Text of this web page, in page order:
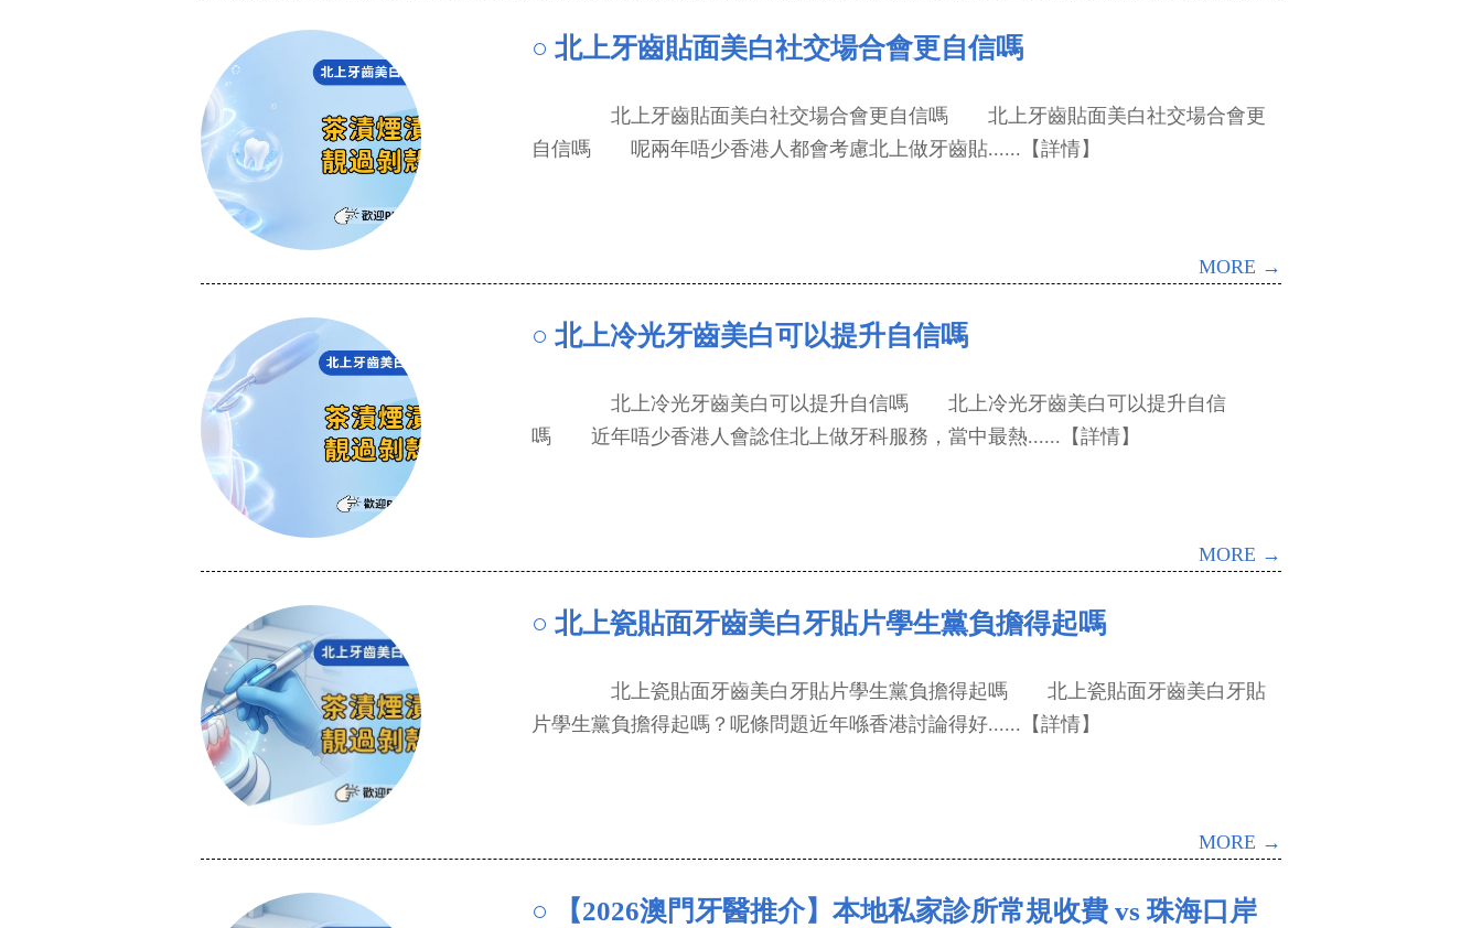
○ 北上牙齒貼面美白社交場合會更自信嗎
北上牙齒貼面美白社交場合會更自信嗎 北上牙齒貼面美白社交場合會更
自信嗎 呢兩年唔少香港人都會考慮北上做牙齒貼......【詳情】
MORE →
○ 北上冷光牙齒美白可以提升自信嗎
北上冷光牙齒美白可以提升自信嗎 北上冷光牙齒美白可以提升自信
嗎 近年唔少香港人會諗住北上做牙科服務，當中最熱......【詳情】
MORE →
○ 北上瓷貼面牙齒美白牙貼片學生黨負擔得起嗎
北上瓷貼面牙齒美白牙貼片學生黨負擔得起嗎 北上瓷貼面牙齒美白牙貼
片學生黨負擔得起嗎？呢條問題近年喺香港討論得好......【詳情】
MORE →
○ 【2026澳門牙醫推介】本地私家診所常規收費 vs 珠海口岸